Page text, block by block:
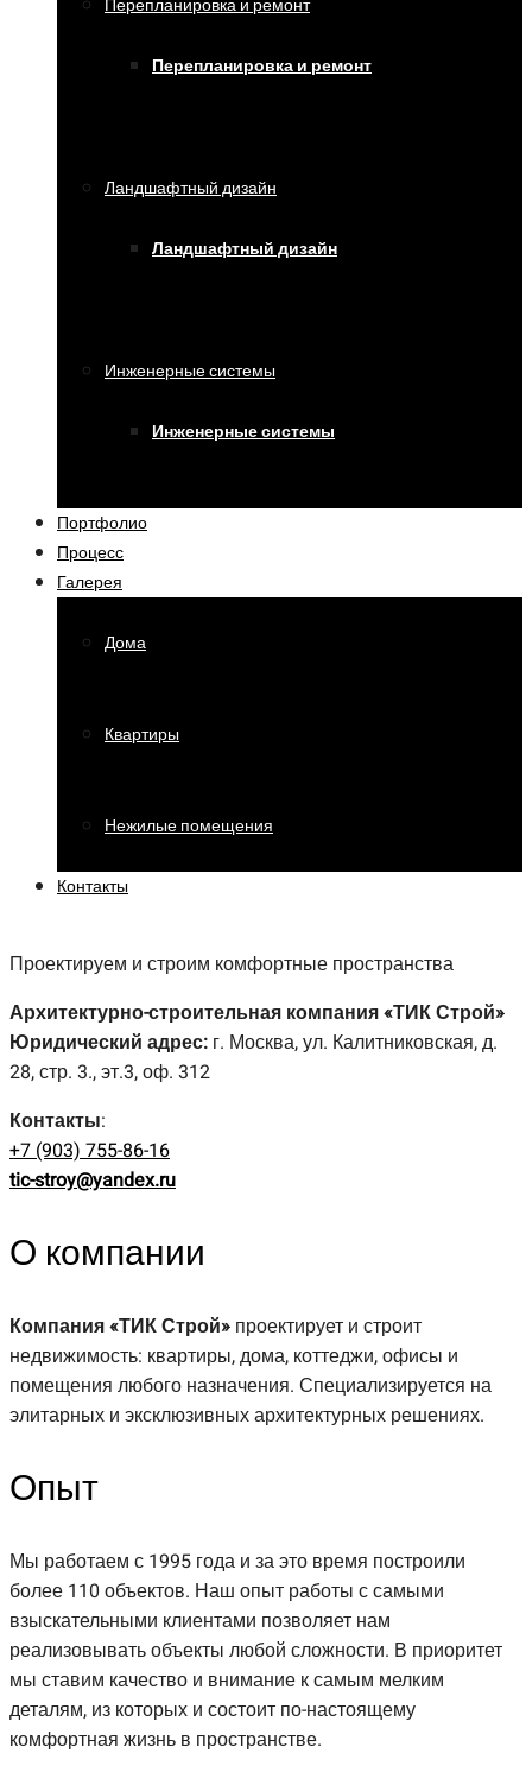
Перепланировка и ремонт
Перепланировка и ремонт
Ландшафтный дизайн
Ландшафтный дизайн
Инженерные системы
Инженерные системы
Портфолио
Процесс
Галерея
Дома
Квартиры
Нежилые помещения
Контакты
Проектируем и строим комфортные пространства
Архитектурно-строительная компания «ТИК Строй»
Юридический адрес: г. Москва, ул. Калитниковская, д.
28, стр. 3., эт.3, оф. 312
Контакты:
+7 (903) 755-86-16
tic-stroy@yandex.ru
О компании
Компания «ТИК Строй» проектирует и строит
недвижимость: квартиры, дома, коттеджи, офисы и
помещения любого назначения. Специализируется на
элитарных и эксклюзивных архитектурных решениях.
Опыт
Мы работаем с 1995 года и за это время построили
более 110 объектов. Наш опыт работы с самыми
взыскательными клиентами позволяет нам
реализовывать объекты любой сложности. В приоритет
мы ставим качество и внимание к самым мелким
деталям, из которых и состоит по-настоящему
комфортная жизнь в пространстве.